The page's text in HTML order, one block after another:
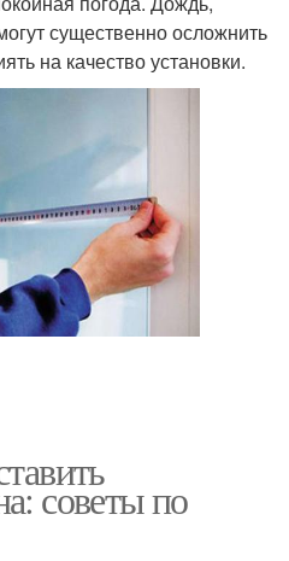
существенно осложнить
на качество установки.
советы по